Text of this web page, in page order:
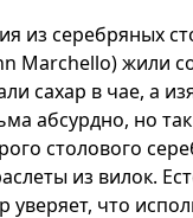
из серебряных
Marchello) жили
сахар в чае, а
абсурдно, но
столового
из вилок.
уверяет, что